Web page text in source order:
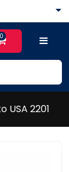
0
USA 2201